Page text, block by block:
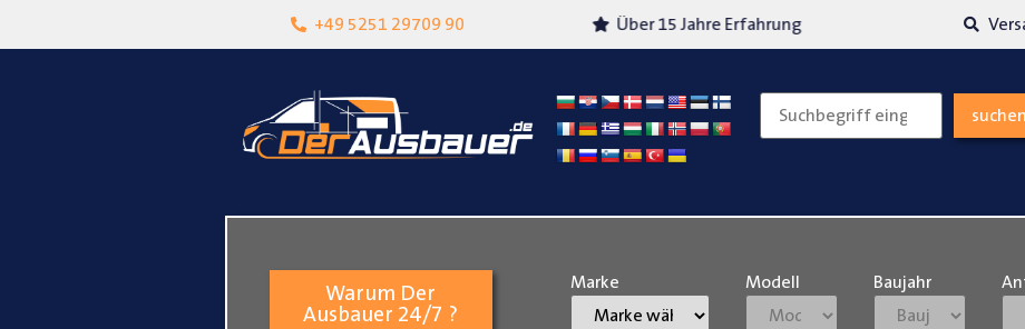
+49 5251 29709 90
Lokalgeschäft in Paderborn Über 15 Jahre Erfahrung
suchen
Warum Der
Ausbauer 24/7 ?
Marke Modell Baujahr